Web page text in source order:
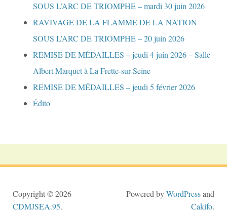
SOUS L’ARC DE TRIOMPHE – mardi 30 juin 2026
RAVIVAGE DE LA FLAMME DE LA NATION
SOUS L’ARC DE TRIOMPHE – 20 juin 2026
REMISE DE MÉDAILLES – jeudi 4 juin 2026 – Salle
Albert Marquet à La Frette-sur-Seine
REMISE DE MÉDAILLES – jeudi 5 février 2026
Édito
Copyright © 2026
CDMJSEA.95.
Powered byWordPressand
Cakifo.